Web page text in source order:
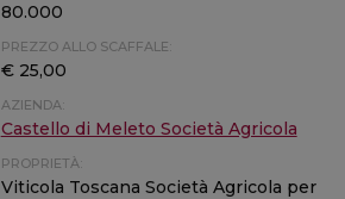
80.000
PREZZO ALLO SCAFFALE:
€ 25,00
AZIENDA:
Castello di Meleto Società Agricola
PROPRIETÀ:
Viticola Toscana Società Agricola per